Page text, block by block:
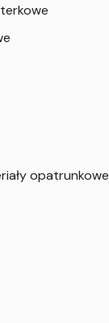
opatrunkowe